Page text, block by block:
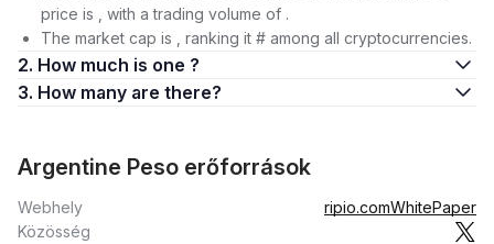
price is , with a trading volume of .
The market cap is , ranking it # among all cryptocurrencies.
2. How much is one ?
3. How many are there?
Argentine Peso erőforrások
Webhely ripio.comWhitePaper
Közösség